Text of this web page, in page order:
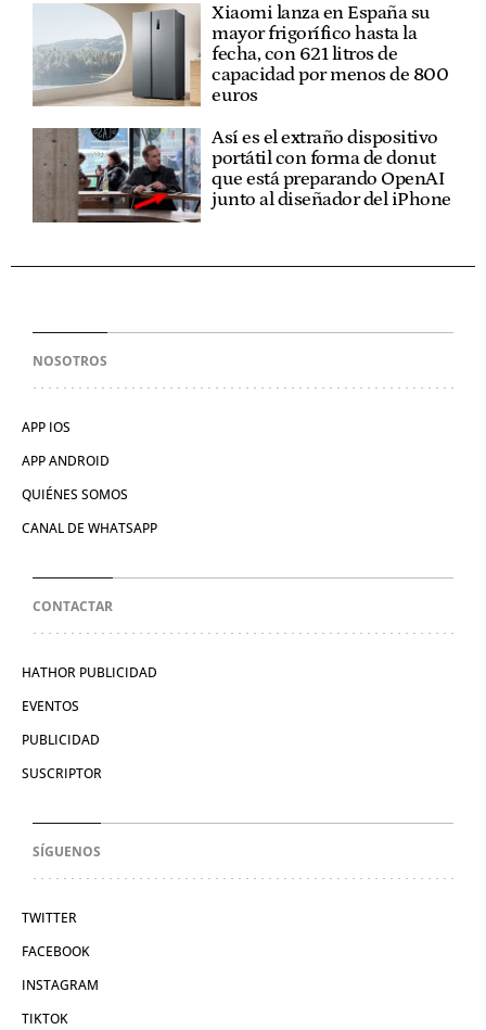
Xiaomi lanza en España su
mayor frigorífico hasta la
fecha, con 621 litros de
capacidad por menos de 800
euros
Así es el extraño dispositivo
portátil con forma de donut
que está preparando OpenAI
junto al diseñador del iPhone
NOSOTROS
APP IOS
APP ANDROID
QUIÉNES SOMOS
CANAL DE WHATSAPP
CONTACTAR
HATHOR PUBLICIDAD
EVENTOS
PUBLICIDAD
SUSCRIPTOR
SÍGUENOS
TWITTER
FACEBOOK
INSTAGRAM
TIKTOK